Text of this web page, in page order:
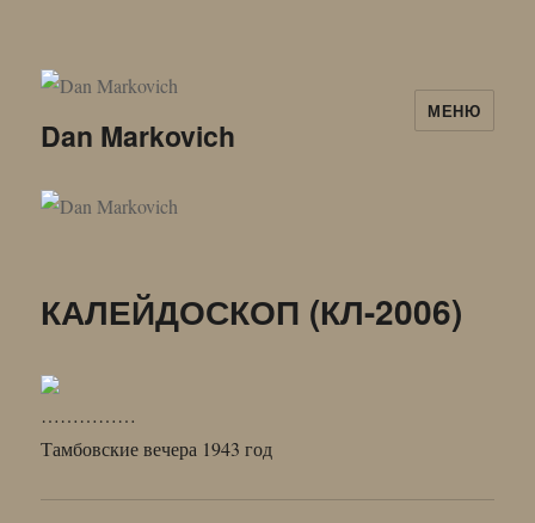
Dan Markovich
МЕНЮ
КАЛЕЙДОСКОП (КЛ-2006)
……………
Тамбовские вечера 1943 год